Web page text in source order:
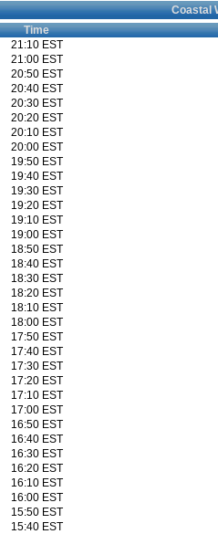
Coastal
Time
21:10 EST
21:00 EST
20:50 EST
20:40 EST
20:30 EST
20:20 EST
20:10 EST
20:00 EST
19:50 EST
19:40 EST
19:30 EST
19:20 EST
19:10 EST
19:00 EST
18:50 EST
18:40 EST
18:30 EST
18:20 EST
18:10 EST
18:00 EST
17:50 EST
17:40 EST
17:30 EST
17:20 EST
17:10 EST
17:00 EST
16:50 EST
16:40 EST
16:30 EST
16:20 EST
16:10 EST
16:00 EST
15:50 EST
15:40 EST